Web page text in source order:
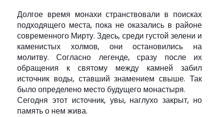
Долгое время монахи странствовали в поисках
подходящего места, пока не оказались в районе
современного Мирту. Здесь, среди густой зелени и
каменистых холмов, они остановились на
молитву. Согласно легенде, сразу после их
обращения к святому между камней забил
источник воды, ставший знамением свыше. Так
было определено место будущего монастыря.
Сегодня этот источник, увы, наглухо закрыт, но
память о нем жива.